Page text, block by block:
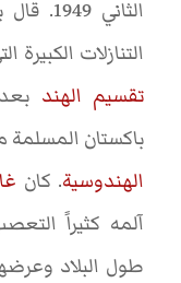
الثاني 1949. قال بكل صراحة إنه قتل
التنازلات
تقسيم الهند
باكستان المسلمة
الهندوسية. كان
آلمه كثيراً
طول البلاد